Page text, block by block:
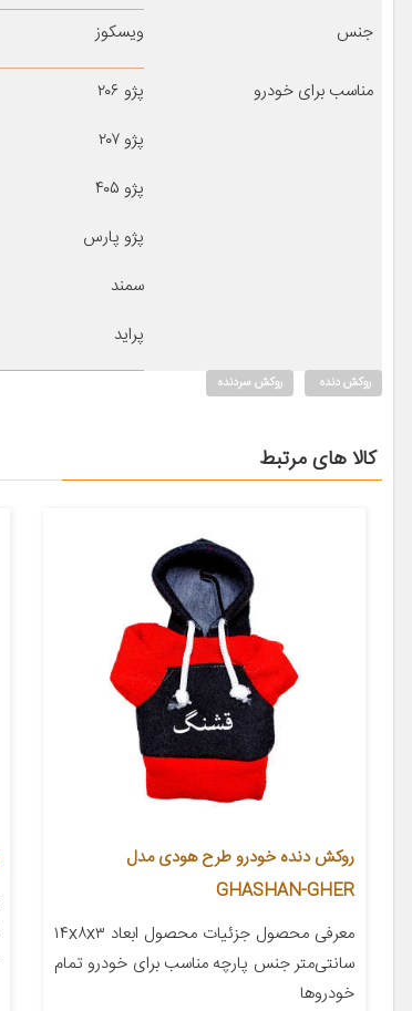
جنس ویسکوز
مناسب برای خودرو
پژو ۲۰۶
پژو ۲۰۷
پژو ۴۰۵
پژو پارس
سمند
پراید
روکش دنده روکش سردنده
کالا های مرتبط
روکش دنده خودرو طرح هودی مدل
GHASHAN-GHER
معرفی محصول جزئیات محصول ابعاد ۱۴x۸x۳
سانتی‌متر جنس پارچه مناسب برای خودرو تمام
خودروها